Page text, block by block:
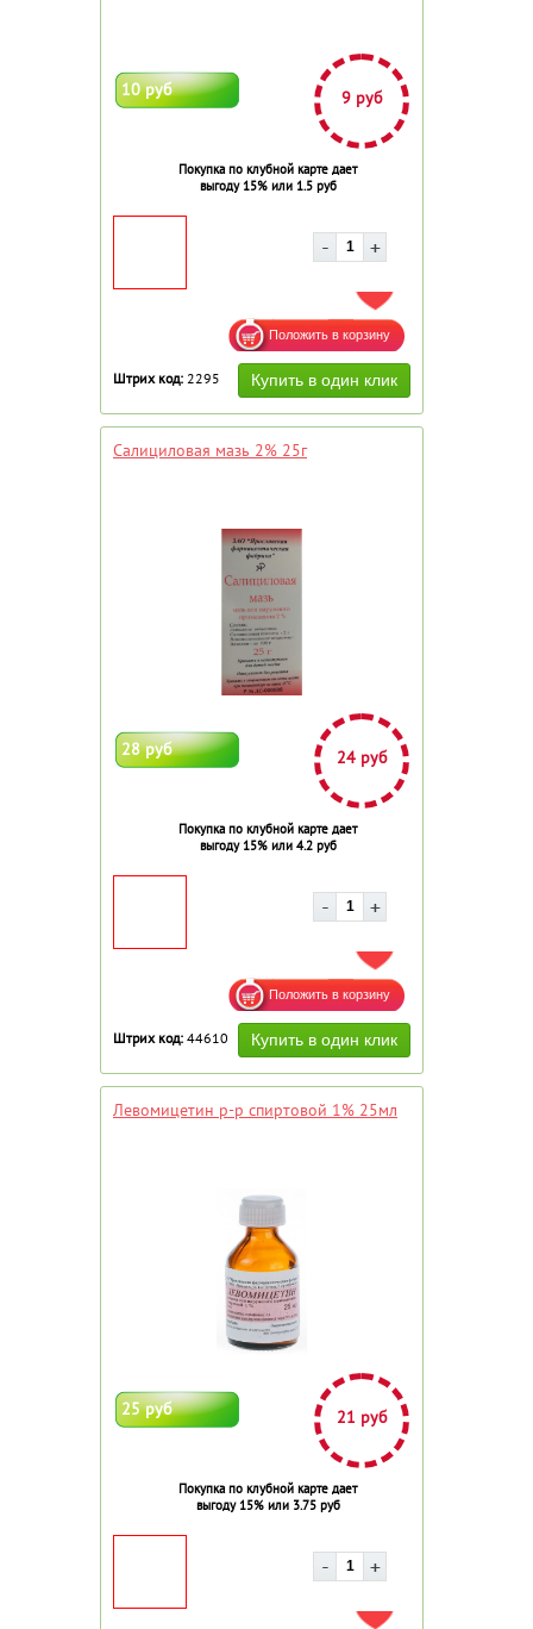
10 руб 9 руб
Покупка по клубной карте дает
выгоду 15% или 1.5 руб
ДОБАВИТЬ В ИЗБРАННОЕ
Штрих код: 2295
Салициловая мазь 2% 25г
28 руб 24 руб
Покупка по клубной карте дает
выгоду 15% или 4.2 руб
ДОБАВИТЬ В ИЗБРАННОЕ
Штрих код: 44610
Левомицетин р-р спиртовой 1% 25мл
25 руб 21 руб
Покупка по клубной карте дает
выгоду 15% или 3.75 руб
ДОБАВИТЬ В ИЗБРАННОЕ